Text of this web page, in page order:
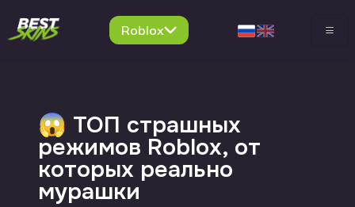
Roblox
😱 ТОП страшных
режимов Roblox, от
которых реально
мурашки